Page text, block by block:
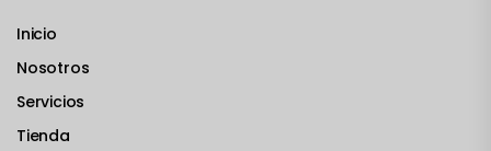
Inicio
Nosotros
Servicios
Tienda